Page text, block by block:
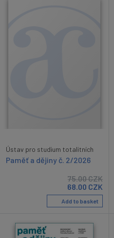
Ústav pro studium totalitních
Paměť a dějiny č. 2/2026
75.00CZK
68.00 CZK
Add to basket